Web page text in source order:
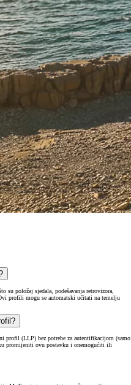
su položaj sjedala, podešavanja retrovizora,
profili mogu se automatski učitati na temelju
(LLP) bez potrebe za autentifikacijom (samo
promijeniti ovu postavku i onemogućiti ili
MyToyota i povezati je s vašim vozilima.
što kupcima omogućuje interakciju sa
kroz pristup temeljen na glasu. Molimo vas
mreže vozila, čime se omogućuje dodavanje